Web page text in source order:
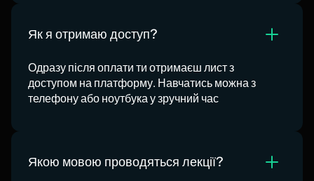
Як я отримаю доступ?
Одразу після оплати ти отримаєш лист з
доступом на платформу. Навчатись можна з
телефону або ноутбука у зручний час
Якою мовою проводяться лекції?